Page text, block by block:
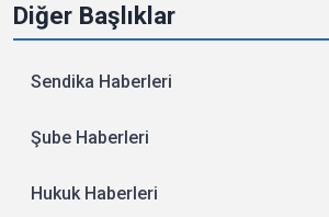
Diğer Başlıklar
Sendika Haberleri
Şube Haberleri
Hukuk Haberleri